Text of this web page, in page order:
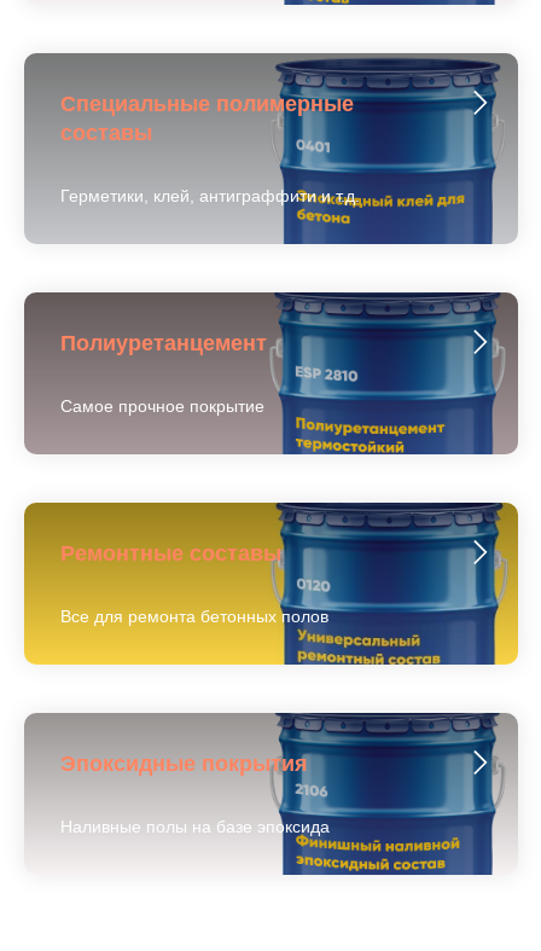
Специальные полимерные
составы
Герметики, клей, антиграффити и т.д.
Полиуретанцемент
Самое прочное покрытие
Ремонтные составы
Все для ремонта бетонных полов
Эпоксидные покрытия
Наливные полы на базе эпоксида